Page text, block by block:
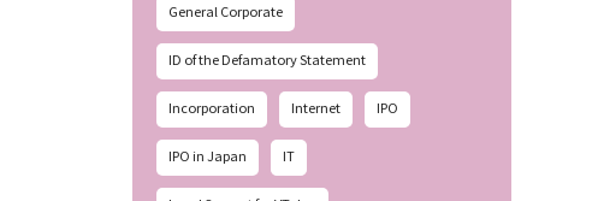
General Corporate
ID of the Defamatory Statement
Incorporation Internet IPO
IPO in Japan IT